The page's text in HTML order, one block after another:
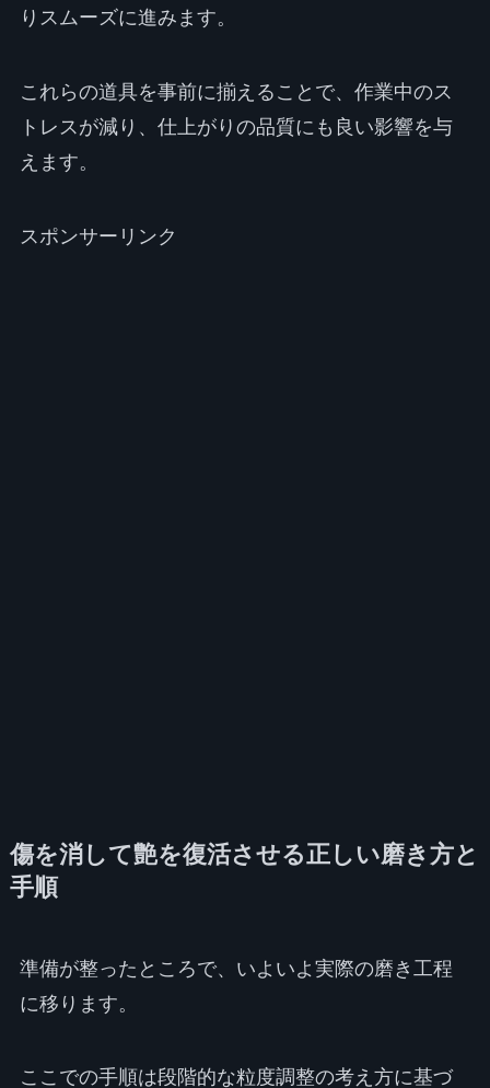
りスムーズに進みます。
これらの道具を事前に揃えることで、作業中のス
トレスが減り、仕上がりの品質にも良い影響を与
えます。
スポンサーリンク
傷を消して艶を復活させる正しい磨き方と
手順
準備が整ったところで、いよいよ実際の磨き工程
に移ります。
ここでの手順は段階的な粒度調整の考え方に基づ